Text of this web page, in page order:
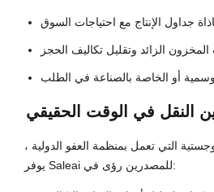
النقل في الوقت الحقيقي
التي تعمل بمنظمة العفو الدولية ،
يوفر Saleai للمصدرين رؤى في: